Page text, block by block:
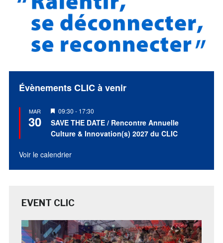
Évènements CLIC à venir
MAR
30
Mis
en
avant
09:30 - 17:30
SAVE THE DATE / Rencontre Annuelle
Culture & Innovation(s) 2027 du CLIC
Voir le calendrier
EVENT CLIC